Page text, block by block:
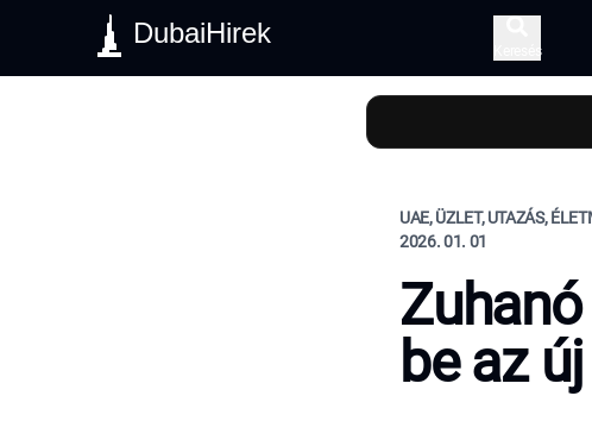
DubaiHirek
Keresés
UAE, ÜZLET, UTAZÁS,
2026. 01. 01
be az